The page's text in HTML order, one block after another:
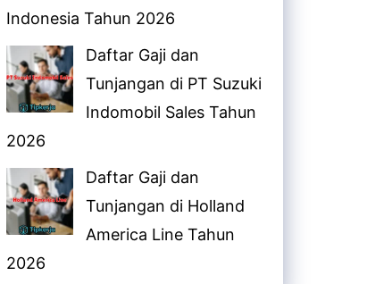
Indonesia Tahun 2026
Daftar Gaji dan
Tunjangan di PT Suzuki
Indomobil Sales Tahun
2026
Daftar Gaji dan
Tunjangan di Holland
America Line Tahun
2026